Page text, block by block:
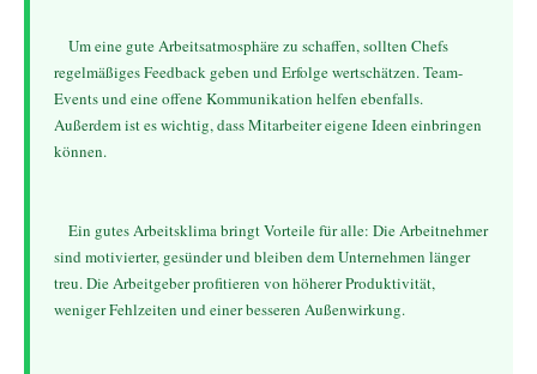
regelmäßiges Feedback geben und Erfolge wertschätzen. Team-
Events und eine offene Kommunikation helfen ebenfalls.
Außerdem ist es wichtig, dass Mitarbeiter eigene Ideen einbringen
können.
sind motivierter, gesünder und bleiben dem Unternehmen länger
treu. Die Arbeitgeber profitieren von höherer Produktivität,
weniger Fehlzeiten und einer besseren Außenwirkung.